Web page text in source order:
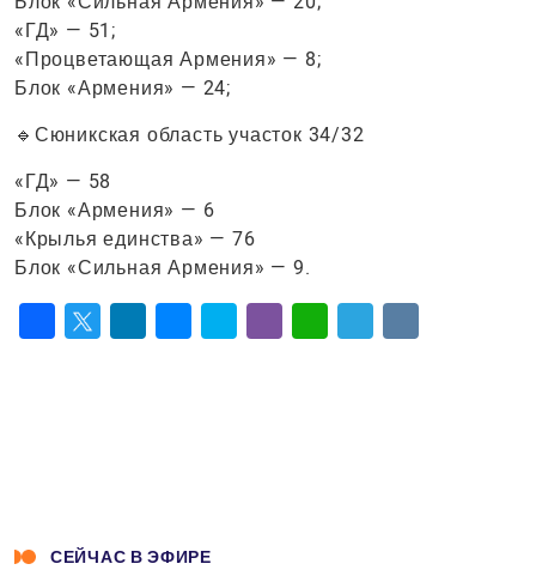
«ГД» — 51;
«Процветающая Армения» — 8;
Блок «Армения» — 24;
🔹Сюникская область участок 34/32
«ГД» — 58
Блок «Армения» — 6
«Крылья единства» — 76
Блок «Сильная Армения» — 9.
СЕЙЧАС В ЭФИРЕ